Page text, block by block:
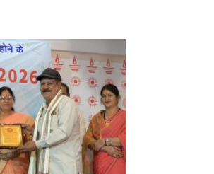
May 10, 2022
Of The Day 9 May
May 9, 2022